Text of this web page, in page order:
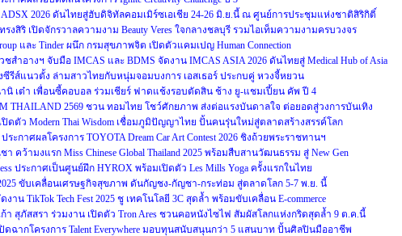
ADSX 2026 ดันไทยสู่ฮับดิจิทัลคอมเมิร์ซเอเชีย 24-26 มิ.ย.นี้ ณ ศูนย์การประชุมแห่งชาติสิริกิติ์
งสิริ เปิดจักรวาลความงาม Beauty Veres ใจกลางชลบุรี รวมไอเท็มความงามครบวงจร
และ Tinder ผนึก กรมสุขภาพจิต เปิดตัวแคมเปญ Human Connection
ชสำอางฯ จับมือ IMCAS และ BDMS จัดงาน IMCAS ASIA 2026 ดันไทยสู่ Medical Hub of Asia
ซีรีส์แนวตั้ง ล่ามสาวไทยกับหนุ่มจอมบงการ เอสเธอร์ ประกบคู่ หวงจี้หยวน
นิ เต๋า เพื่อนซี้คอบอล ร่วมเชียร์ ฟาดแช้งรอบตัดสิน ช้าง ยู-แชมเปี้ยน คัพ ปี 4
THAILAND 2569 ชวน ทอมไทย โชว์ศักยภาพ ส่งต่อแรงบันดาลใจ ต่อยอดสู่วงการบันเทิง
ปิดตัว Modern Thai Wisdom เชื่อมภูมิปัญญาไทย ปั้นคนรุ่นใหม่สู่ตลาดสร้างสรรค์โลก
ระกาศผลโครงการ TOYOTA Dream Car Art Contest 2026 ชิงถ้วยพระราชทานฯ
คว้ามงแรก Miss Chinese Global Thailand 2025 พร้อมสืบสานวัฒนธรรม สู่ New Gen
ประกาศเป็นศูนย์ฝึก HYROX พร้อมเปิดตัว Les Mills Yoga ครั้งแรกในไทย
ขับเคลื่อนเศรษฐกิจสุขภาพ ดันกัญชง-กัญชา-กระท่อม สู่ตลาดโลก 5-7 พ.ย. นี้
งาน TikTok Tech Fest 2025 ชู เทคโนโลยี 3C สุดล้ำ พร้อมขับเคลื่อน E-commerce
ก้า สุภัสสรา ร่วมงาน เปิดตัว Tron Ares ชวนคอหนังไซไฟ สัมผัสโลกแห่งกริดสุดล้ำ 9 ต.ค.นี้
ดฉากโครงการ Talent Everywhere มอบทุนสนับสนุนกว่า 5 แสนบาท ปั้นศิลปินมืออาชีพ